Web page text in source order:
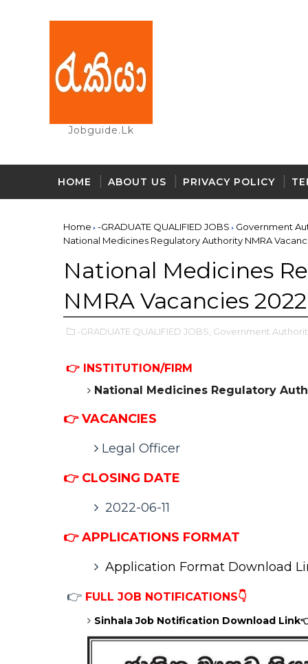
Jobguide.lk
HOME ABOUT US PRIVACY POLICY
Home -GRADUATE QUALIFIED JOBS
Government
National Medicines Regulatory Authority NMRA
National Medicines
NMRA Vacancies
-GRADUATE QUALIFIED JOBS, Government
👉 INSTITUTION/FIRM
National Medicines Regulatory
👉 VACANCIES
Legal Officer
👉 CLOSING DATE
2022-06-11
👉 APPLICATIONS FORMAT
Application Format Download
👉 FULL JOB NOTIFICATIONS👇
Sinhala Job Notification Download